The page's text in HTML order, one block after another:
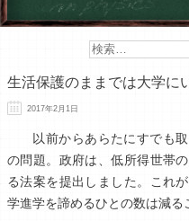
生活保護のままでは大学に
2017年2月1日
以前からあらたにすでも
の問題。政府は、低所得世帯
る法案を提出しました。これ
学進学を諦めるひとの数は減る